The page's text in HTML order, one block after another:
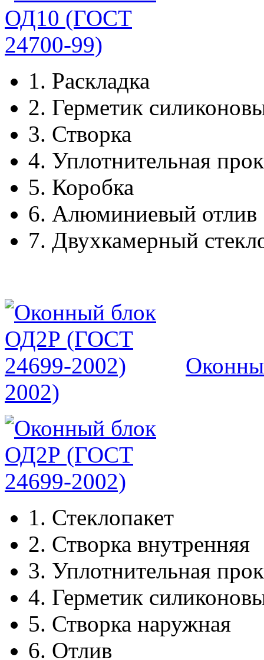
1. Раскладка
2. Герметик
3. Створка
4. Уплотнительная
5. Коробка
6. Алюминиевый отлив
7. Двухкамерный
2002)
1. Стеклопакет
2. Створка внутренняя
3. Уплотнительная
4. Герметик
5. Створка наружная
6. Отлив